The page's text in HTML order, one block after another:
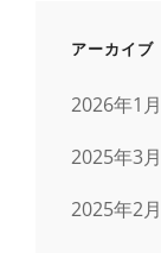
アーカイブ
2026年1月
2025年3月
2025年2月